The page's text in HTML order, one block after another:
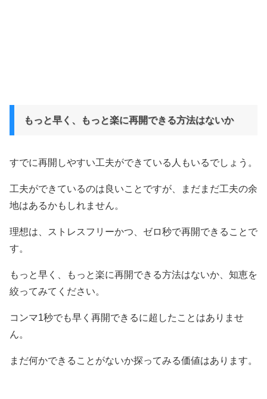
もっと早く、もっと楽に再開できる方法はないか
すでに再開しやすい工夫ができている人もいるでしょう。
工夫ができているのは良いことですが、まだまだ工夫の余
地はあるかもしれません。
理想は、ストレスフリーかつ、ゼロ秒で再開できることで
す。
もっと早く、もっと楽に再開できる方法はないか、知恵を
絞ってみてください。
コンマ1秒でも早く再開できるに超したことはありませ
ん。
まだ何かできることがないか探ってみる価値はあります。